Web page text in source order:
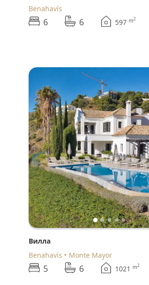
Benahavís
6 6 597 m2
Вилла
Benahavís
Monte Mayor
5 6 1021 m2